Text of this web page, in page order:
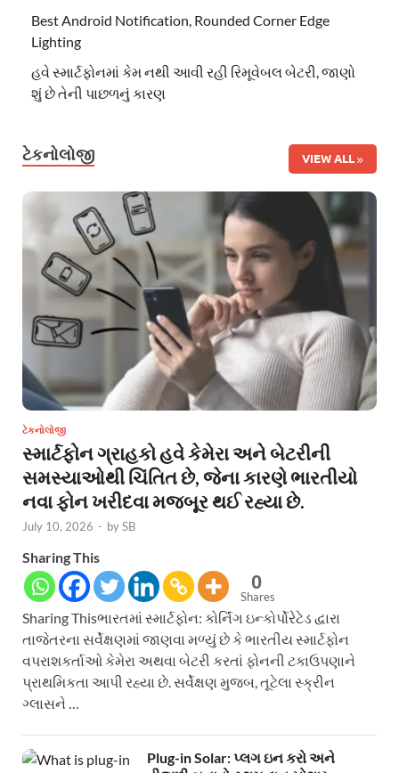
Best Android Notification, Rounded Corner Edge
Lighting
હવે સ્માર્ટફોનમાં કેમ નથી આવી રહી રિમૂવેબલ બેટરી, જાણો
શું છે તેની પાછળનું કારણ
ટેકનોલોજી VIEW ALL
ટેકનોલોજી
સ્માર્ટફોન ગ્રાહકો હવે કેમેરા અને બેટરીની
સમસ્યાઓથી ચિંતિત છે, જેના કારણે ભારતીયો
નવા ફોન ખરીદવા મજબૂર થઈ રહ્યા છે.
July 10, 2026 - bySB
Sharing This
0
Shares
Sharing Thisભારતમાં સ્માર્ટફોન: કોર્નિંગ ઇન્કોર્પોરેટેડ દ્વારા
તાજેતરના સર્વેક્ષણમાં જાણવા મળ્યું છે કે ભારતીય સ્માર્ટફોન
વપરાશકર્તાઓ કેમેરા અથવા બેટરી કરતાં ફોનની ટકાઉપણાને
પ્રાથમિકતા આપી રહ્યા છે. સર્વેક્ષણ મુજબ, તૂટેલા સ્ક્રીન
ગ્લાસને …
Plug-in Solar: પ્લગ ઇન કરો અને